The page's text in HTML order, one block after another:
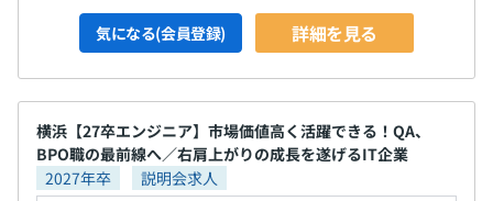
気になる(会員登録) 詳細を見る
横浜【27卒エンジニア】市場価値高く活躍できる！QA、
BPO職の最前線へ／右肩上がりの成長を遂げるIT企業
2027年卒
説明会求人